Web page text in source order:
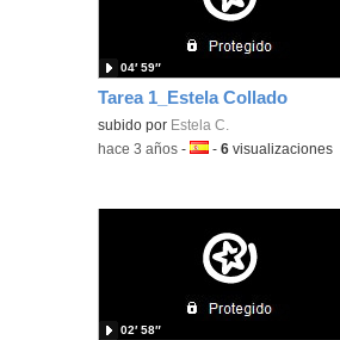
Tarea 1_Estela Collado
subido por Estela C.
04′ 59″
-hace 3 años -Idioma:
-6 visualizaciones
02′ 58″